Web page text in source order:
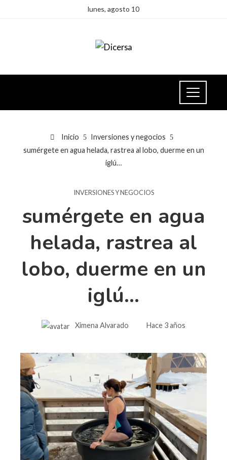
lunes, agosto 10
Inicio
Inversiones y negocios
sumérgete en agua helada, rastrea al lobo, duerme en un
iglú…
INVERSIONES Y NEGOCIOS
sumérgete en agua
helada, rastrea al
lobo, duerme en un
iglú…
Ximena Alvarado Hace 3 años